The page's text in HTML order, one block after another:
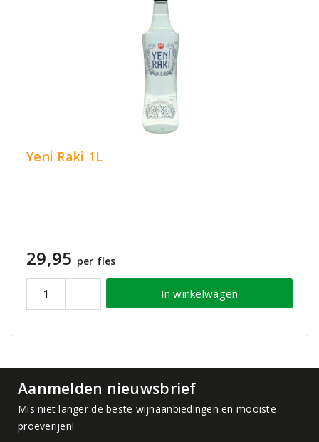
Yeni Raki 1L
29,95 per fles
In winkelwagen
Aanmelden nieuwsbrief
Mis niet langer de beste wijnaanbiedingen en mooiste
proeverijen!